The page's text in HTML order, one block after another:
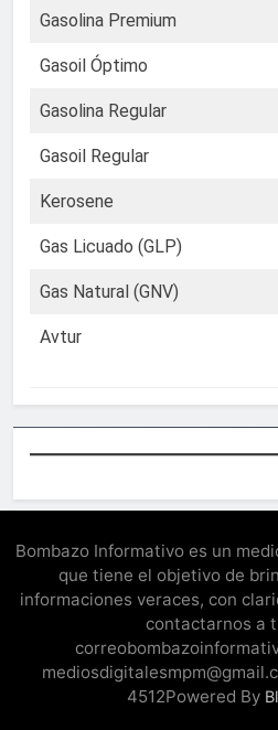
Gasolina Premium
Gasoil Óptimo
Gasolina Regular
Gasoil Regular
Kerosene
Gas Licuado (GLP)
Gas Natural (GNV)
Avtur
Bombazo Informativo es un
que tiene el objetivo de
informaciones veraces, con
contactarnos a
4512Powered By